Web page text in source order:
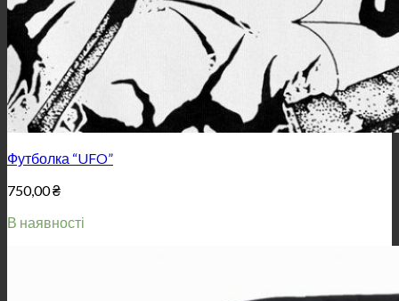
Футболка “UFO”
750,00₴
В наявності